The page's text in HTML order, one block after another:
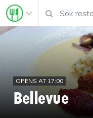
OPENS AT 17:00
Bellevue